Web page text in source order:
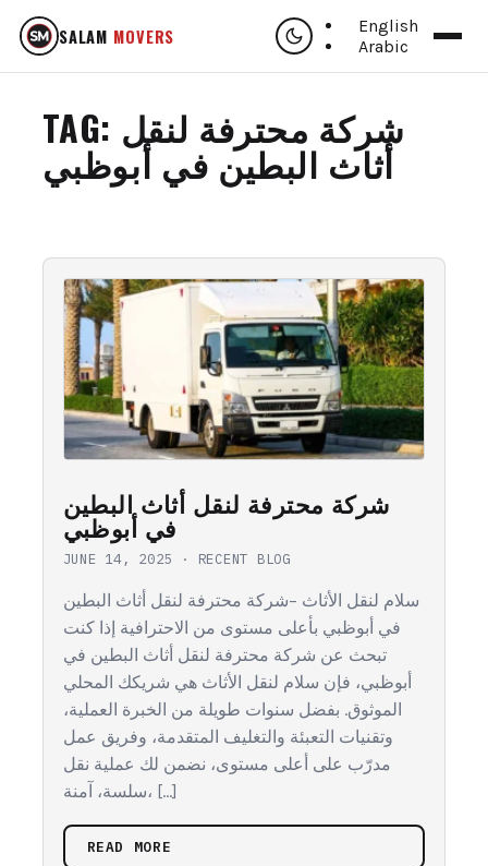
SALAM MOVERS
English
Arabic
TAG: شركة محترفة لنقل
أثاث البطين في أبوظبي
شركة محترفة لنقل أثاث البطين
في أبوظبي
JUNE 14, 2025 · RECENT BLOG
سلام لنقل الأثاث –شركة محترفة لنقل أثاث البطين
في أبوظبي بأعلى مستوى من الاحترافية إذا كنت
تبحث عن شركة محترفة لنقل أثاث البطين في
أبوظبي، فإن سلام لنقل الأثاث هي شريكك المحلي
الموثوق. بفضل سنوات طويلة من الخبرة العملية،
وتقنيات التعبئة والتغليف المتقدمة، وفريق عمل
مدرّب على أعلى مستوى، نضمن لك عملية نقل
سلسة، آمنة، […]
READ MORE